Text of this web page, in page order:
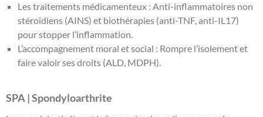
Les traitements médicamenteux : Anti-inflammatoires non
stéroïdiens (AINS) et biothérapies (anti-TNF, anti-IL17)
pour stopper l’inflammation.
L’accompagnement moral et social : Rompre l’isolement et
faire valoir ses droits (ALD, MDPH).
SPA | Spondyloarthrite